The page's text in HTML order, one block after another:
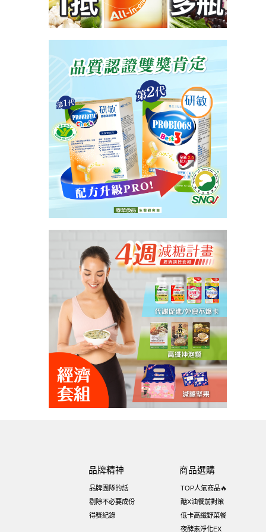
品牌精神
品牌團隊的話
剔除不必要成份
得獎紀錄
商品選購
TOP人氣商品🔥
醣X油餐前對策
低卡高纖野菜餐
夜酵素淨化EX